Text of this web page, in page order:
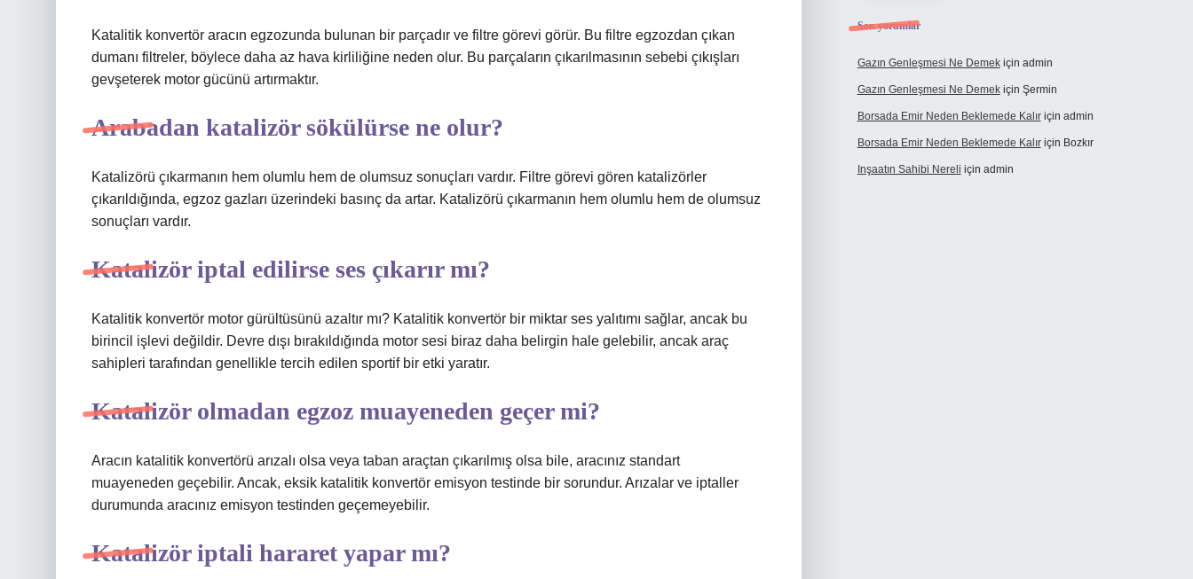
Katalitik konvertör aracın egzozunda bulunan bir parçadır ve filtre görevi görür. Bu filtre egzozdan çıkan
dumanı filtreler, böylece daha az hava kirliliğine neden olur. Bu parçaların çıkarılmasının sebebi çıkışları
gevşeterek motor gücünü artırmaktır.
Arabadan katalizör sökülürse ne olur?
Katalizörü çıkarmanın hem olumlu hem de olumsuz sonuçları vardır. Filtre görevi gören katalizörler
çıkarıldığında, egzoz gazları üzerindeki basınç da artar. Katalizörü çıkarmanın hem olumlu hem de olumsuz
sonuçları vardır.
Katalizör iptal edilirse ses çıkarır mı?
Katalitik konvertör motor gürültüsünü azaltır mı? Katalitik konvertör bir miktar ses yalıtımı sağlar, ancak bu
birincil işlevi değildir. Devre dışı bırakıldığında motor sesi biraz daha belirgin hale gelebilir, ancak araç
sahipleri tarafından genellikle tercih edilen sportif bir etki yaratır.
Katalizör olmadan egzoz muayeneden geçer mi?
Aracın katalitik konvertörü arızalı olsa veya taban araçtan çıkarılmış olsa bile, aracınız standart
muayeneden geçebilir. Ancak, eksik katalitik konvertör emisyon testinde bir sorundur. Arızalar ve iptaller
durumunda aracınız emisyon testinden geçemeyebilir.
Katalizör iptali hararet yapar mı?
Son yorumlar
Gazın Genleşmesi Ne Demekiçin admin
Gazın Genleşmesi Ne Demekiçin Şermin
Borsada Emir Neden Beklemede Kalıriçin admin
Borsada Emir Neden Beklemede Kalıriçin Bozkır
Inşaatın Sahibi Nereli için admin